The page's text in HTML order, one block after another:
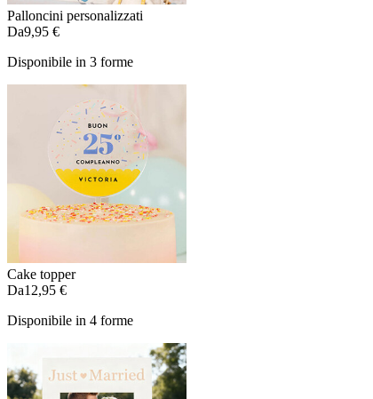
Palloncini personalizzati
Da9,95 €
Disponibile in 3 forme
Cake topper
Da12,95 €
Disponibile in 4 forme